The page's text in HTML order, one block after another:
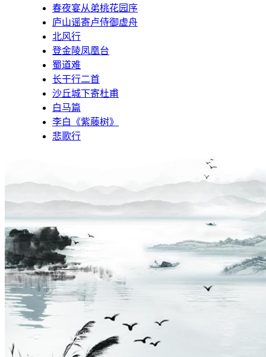
春夜宴从弟桃花园序
庐山谣寄卢侍御虚舟
北风行
登金陵凤凰台
蜀道难
长干行二首
沙丘城下寄杜甫
白马篇
李白《紫藤树》
悲歌行